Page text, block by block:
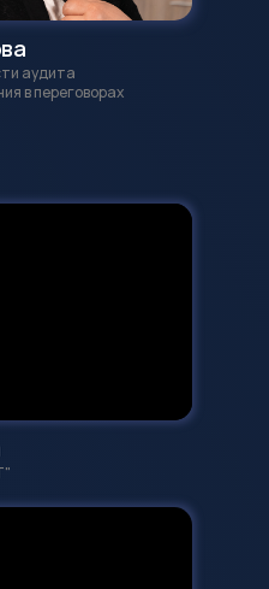
аудита
в переговорах